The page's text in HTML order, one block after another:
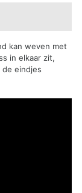
kan weven met
in elkaar zit,
de eindjes